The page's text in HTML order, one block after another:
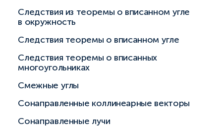
Следствия из теоремы о вписанном угле
в окружность
Следствия теоремы о вписанном угле
Следствия теоремы о вписанных
многоугольниках
Смежные углы
Сонаправленные коллинеарные векторы
Сонаправленные лучи